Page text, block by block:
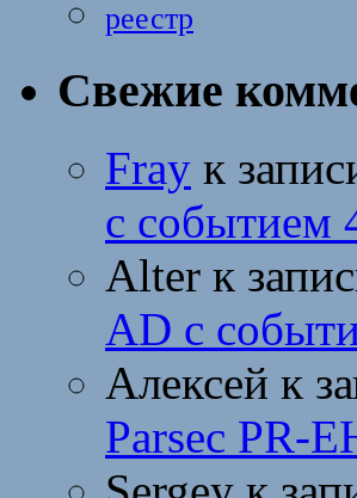
реестр
Свежие
Fray к
с событием
Alter к
AD с
Алексей к
Parsec PR-